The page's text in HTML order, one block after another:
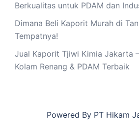
Berkualitas untuk PDAM dan
Dimana Beli Kaporit Murah di
Tempatnya!
Jual Kaporit Tjiwi Kimia Jakarta
Kolam Renang & PDAM Terbaik
Powered By PT Hikam